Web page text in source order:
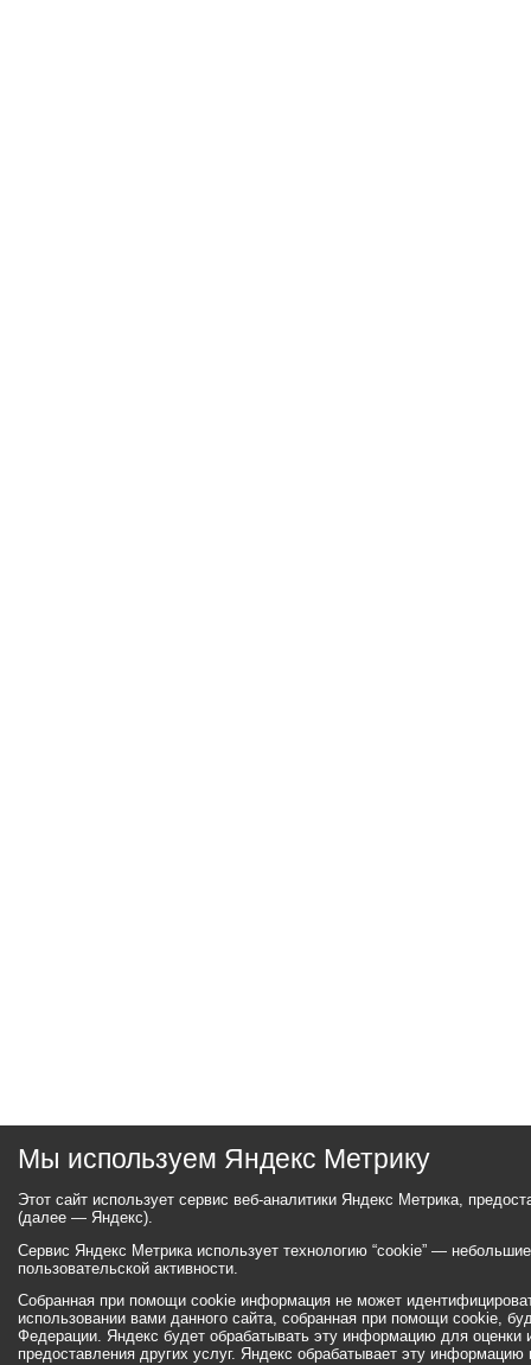
Мы используем Яндекс Метрику
Этот сайт использует сервис веб-аналитики Яндекс Метрика,
(далее — Яндекс).
Сервис Яндекс Метрика использует технологию “cookie” —
пользовательской активности.
Собранная при помощи cookie информация не может
использовании вами данного сайта, собранная при помощи cookie,
Федерации. Яндекс будет обрабатывать эту информацию для оценки
предоставления других услуг. Яндекс обрабатывает эту